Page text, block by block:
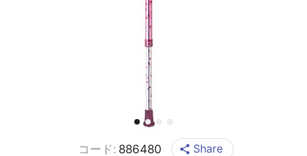
コード: 886480 Share